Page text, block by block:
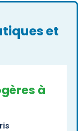
et
à